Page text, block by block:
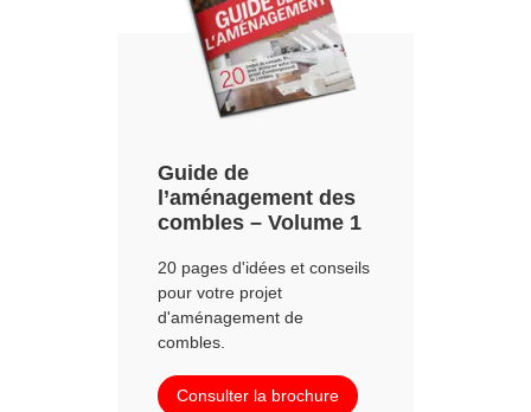
Guide de
l’aménagement des
combles – Volume 1
20 pages d'idées et conseils
pour votre projet
d'aménagement de
combles.
Consulter la brochure